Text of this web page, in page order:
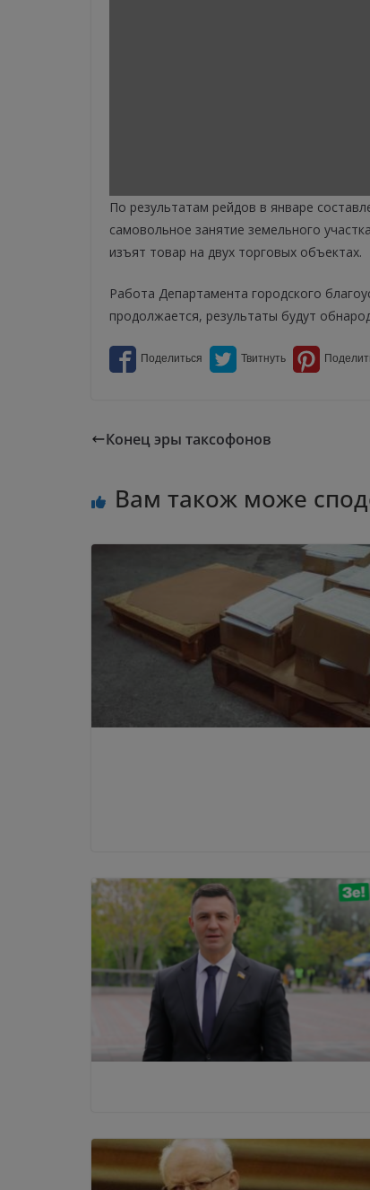
По результатам рейдов в январе
самовольное занятие земельного
изъят товар на двух торговых объектах.
Работа Департамента городского
продолжается, результаты будут
Конец эры таксофонов
Вам також може